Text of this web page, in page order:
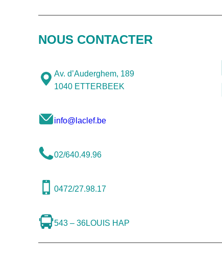
NOUS CONTACTER
Av. d’Auderghem, 189
1040 ETTERBEEK
info@laclef.be
02/640.49.96
0472/27.98.17
543 – 36LOUIS HAP